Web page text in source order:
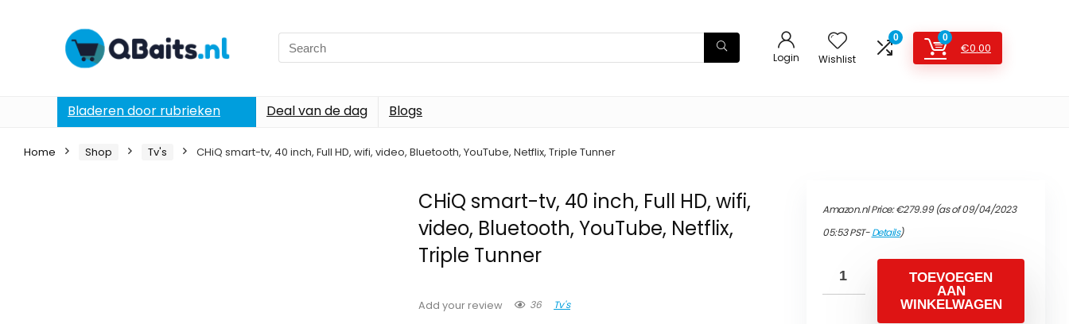
Search
for:
Login Wishlist
0 0
€0.00
Bladeren door rubrieken Deal van de dag Blogs
Home Shop Tv's CHiQ smart-tv, 40 inch, Full HD, wifi, video, Bluetooth, YouTube, Netflix, Triple Tunner
CHiQ smart-tv, 40 inch, Full HD, wifi,
video, Bluetooth, YouTube, Netflix,
Triple Tunner
Add your review 36 Tv's
Amazon.nl Price:€279.99(as of 09/04/2023
05:53 PST-Details)
TOEVOEGEN
AAN
WINKELWAGEN